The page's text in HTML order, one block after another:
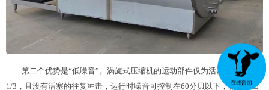
第二个优势是“低噪音”。涡旋式压缩机的运动部件仅为活塞式压缩机的
1/3，且没有活塞的往复冲击，运行时噪音可控制在60分贝以下，相当于日